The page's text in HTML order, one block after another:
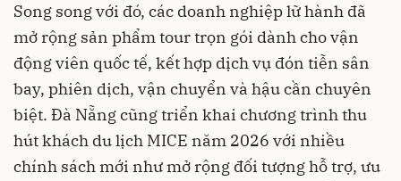
Song song với đó, các doanh nghiệp lữ hành đã
mở rộng sản phẩm tour trọn gói dành cho vận
động viên quốc tế, kết hợp dịch vụ đón tiễn sân
bay, phiên dịch, vận chuyển và hậu cần chuyên
biệt. Đà Nẵng cũng triển khai chương trình thu
hút khách du lịch MICE năm 2026 với nhiều
chính sách mới như mở rộng đối tượng hỗ trợ, ưu